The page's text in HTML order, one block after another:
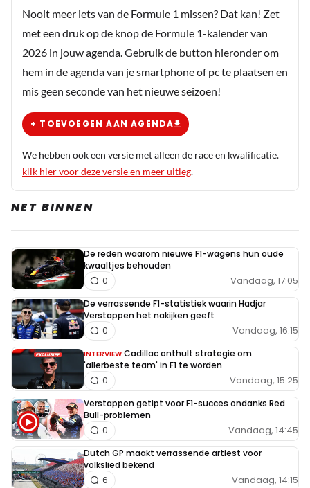
Nooit meer iets van de Formule 1 missen? Dat kan! Zet
met een druk op de knop de Formule 1-kalender van
2026 in jouw agenda. Gebruik de button hieronder om
hem in de agenda van je smartphone of pc te plaatsen en
mis geen seconde van het nieuwe seizoen!
+ TOEVOEGEN AAN AGENDA
We hebben ook een versie met alleen de race en kwalificatie.
klik hier voor deze versie en meer uitleg.
NET BINNEN
De reden waarom nieuwe F1-wagens hun oude
kwaaltjes behouden
Vandaag, 17:05
0
De verrassende F1-statistiek waarin Hadjar
Verstappen het nakijken geeft
Vandaag, 16:15
0
INTERVIEW Cadillac onthult strategie om
'allerbeste team' in F1 te worden
Vandaag, 15:25
0
Verstappen getipt voor F1-succes ondanks Red
Bull-problemen
Vandaag, 14:45
0
Dutch GP maakt verrassende artiest voor
volkslied bekend
Vandaag, 14:15
6